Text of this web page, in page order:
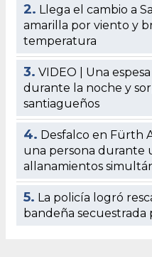
2. Llega el cambio a
amarilla por viento y
temperatura
3. VIDEO | Una
durante la noche y
santiagueños
4. Desfalco en Fürth
una persona durante
allanamientos
5. La policía logró
bandeña secuestrada